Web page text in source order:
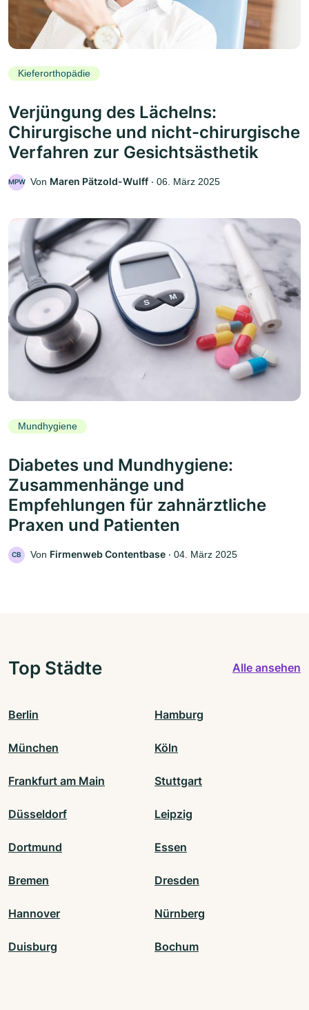
Kieferorthopädie
Verjüngung des Lächelns:
Chirurgische und nicht-chirurgische
Verfahren zur Gesichtsästhetik
MPW Von Maren Pätzold-Wulff ‧ 06. März 2025
Mundhygiene
Diabetes und Mundhygiene:
Zusammenhänge und
Empfehlungen für zahnärztliche
Praxen und Patienten
CB Von Firmenweb Contentbase ‧ 04. März 2025
Top Städte Alle ansehen
Berlin Hamburg
München Köln
Frankfurt am Main Stuttgart
Düsseldorf Leipzig
Dortmund Essen
Bremen Dresden
Hannover Nürnberg
Duisburg Bochum